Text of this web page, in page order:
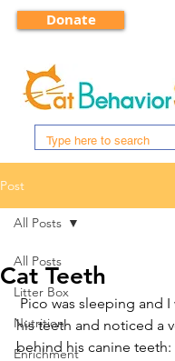
Donate
Post
All Posts
Litter Box
Nutrition
Enrichment
All Posts
Cat Teeth
his teeth and noticed a
behind his canine teeth: